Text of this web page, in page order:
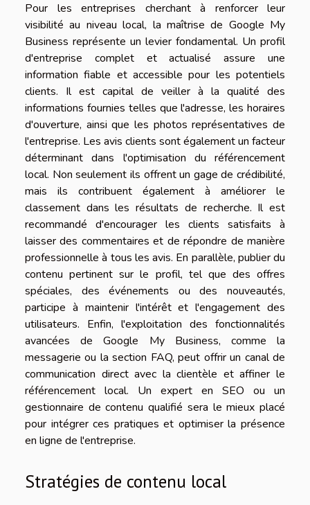
Pour les entreprises cherchant à renforcer leur
visibilité au niveau local, la maîtrise de Google My
Business représente un levier fondamental. Un profil
d'entreprise complet et actualisé assure une
information fiable et accessible pour les potentiels
clients. Il est capital de veiller à la qualité des
informations fournies telles que l'adresse, les horaires
d'ouverture, ainsi que les photos représentatives de
l'entreprise. Les avis clients sont également un facteur
déterminant dans l'optimisation du référencement
local. Non seulement ils offrent un gage de crédibilité,
mais ils contribuent également à améliorer le
classement dans les résultats de recherche. Il est
recommandé d'encourager les clients satisfaits à
laisser des commentaires et de répondre de manière
professionnelle à tous les avis. En parallèle, publier du
contenu pertinent sur le profil, tel que des offres
spéciales, des événements ou des nouveautés,
participe à maintenir l'intérêt et l'engagement des
utilisateurs. Enfin, l'exploitation des fonctionnalités
avancées de Google My Business, comme la
messagerie ou la section FAQ, peut offrir un canal de
communication direct avec la clientèle et affiner le
référencement local. Un expert en SEO ou un
gestionnaire de contenu qualifié sera le mieux placé
pour intégrer ces pratiques et optimiser la présence
en ligne de l'entreprise.
Stratégies de contenu local